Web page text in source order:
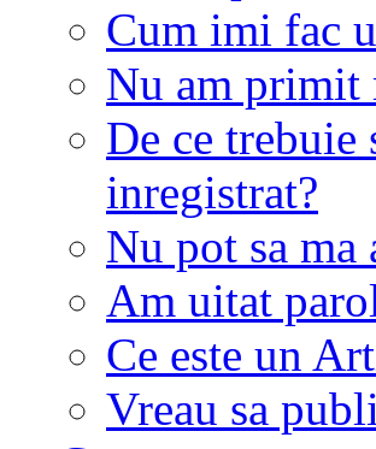
Cum imi fac
Nu am primit
De ce
inregistrat?
Nu pot sa
Am uitat
Ce este un
Vreau sa